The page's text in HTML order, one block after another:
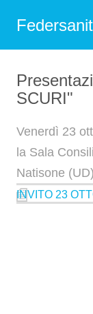
SCURI"
Venerdì 23
la Sala
Natisone (UD)
INVITO 23